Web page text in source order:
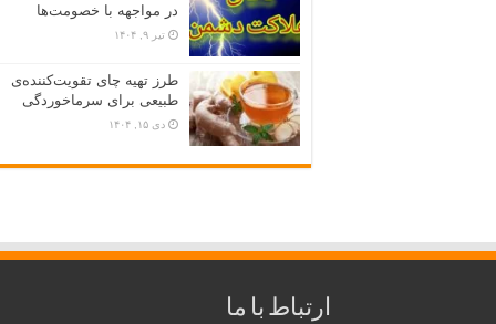
در مواجهه با خصومت‌ها
تیر ۹, ۱۴۰۴
طرز تهیه چای تقویت‌کننده‌ی
طبیعی برای سرماخوردگی
دی ۱۵, ۱۴۰۴
ارتباط با ما